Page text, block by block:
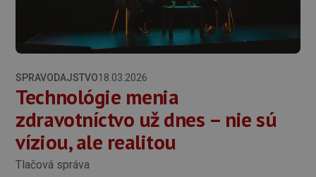
SPRAVODAJSTVO18.03.2026
Technológie menia
zdravotníctvo už dnes – nie sú
víziou, ale realitou
Tlačová správa